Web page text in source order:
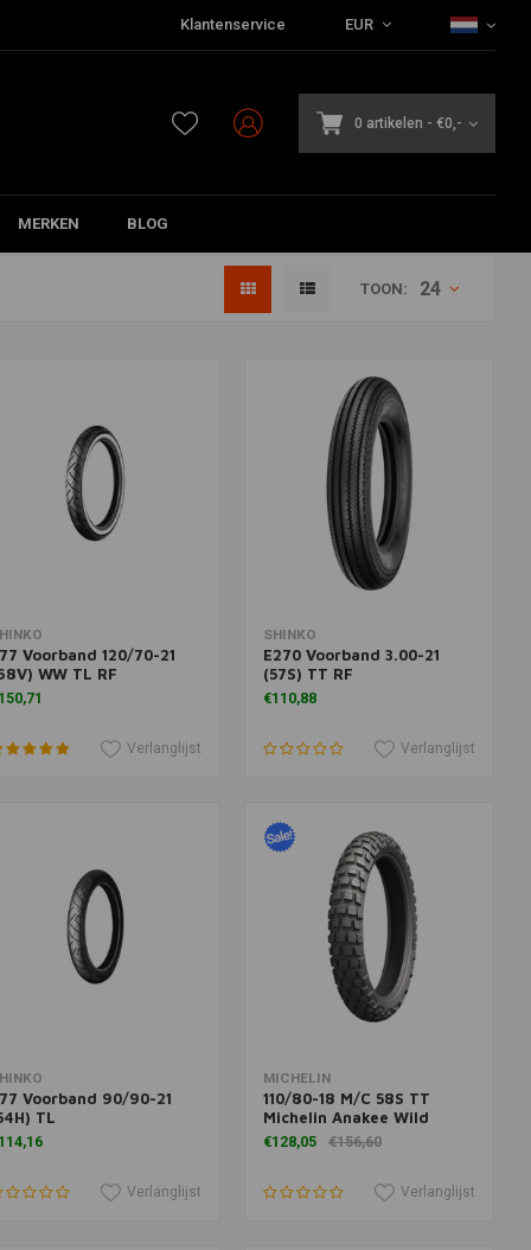
Klantenservice EUR
0 artikelen - €0,-
MERKEN BLOG
TOON: 24
aan winkelwagen
Voorband 120/70-21
WW TL RF
Verlanglijst
Toevoegen aan winkelwagen
SHINKO
E270 Voorband 3.00-21
(57S) TT RF
€110,88
Verlanglijst
Meer informatie
Voorband 90/90-21
TL
Verlanglijst
Toevoegen aan winkelwagen
MICHELIN
110/80-18 M/C 58S TT
Michelin Anakee Wild
€128,05 €156,60
Verlanglijst